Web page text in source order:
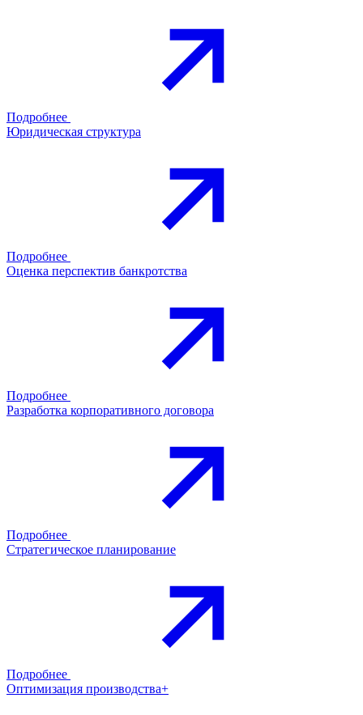
Подробнее
Юридическая структура
Подробнее
Оценка перспектив банкротства
Подробнее
Разработка корпоративного договора
Подробнее
Стратегическое планирование
Подробнее
Оптимизация производства+